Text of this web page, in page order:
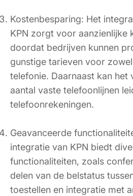
Kostenbesparing: Het
KPN zorgt voor aanzienlijke
doordat bedrijven kunnen
gunstige tarieven voor
telefonie. Daarnaast kan het
aantal vaste telefoonlijnen
telefoonrekeningen.
Geavanceerde
integratie van KPN biedt
functionaliteiten, zoals
delen van de belstatus
toestellen en integratie met